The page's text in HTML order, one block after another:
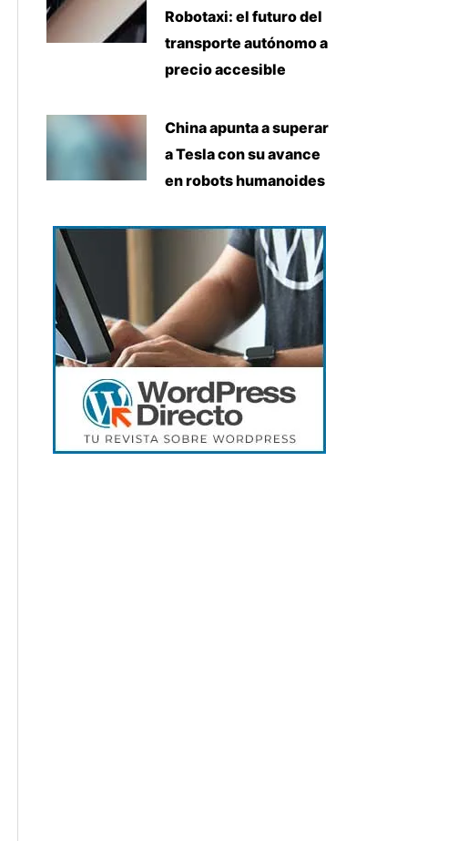
Robotaxi: el futuro del
transporte autónomo a
precio accesible
China apunta a superar
a Tesla con su avance
en robots humanoides